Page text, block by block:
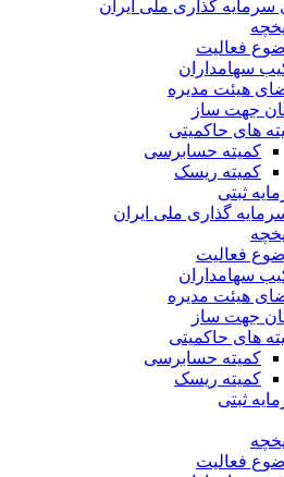
سرمایه گذاری ملی ایران
فعالیت
سهامداران
هیئت مدیره
جهت ساز
های حاکمیتی
کمیته حسابرسی
کمیته ریسک
ثبتی
گذاری ملی ایران
فعالیت
سهامداران
هیئت مدیره
جهت ساز
های حاکمیتی
کمیته حسابرسی
کمیته ریسک
ثبتی
فعالیت